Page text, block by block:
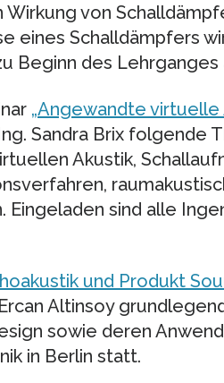
von
eines Schalldämpfers
Beginn des
„Angewandte virtuelle
Sandra Brix folgende
Akustik,
Eingeladen sind alle
und Produkt
Altinsoy
sowie deren
in Berlin statt.